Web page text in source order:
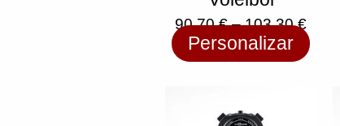
90,70€ – 103,30€
Personalizar